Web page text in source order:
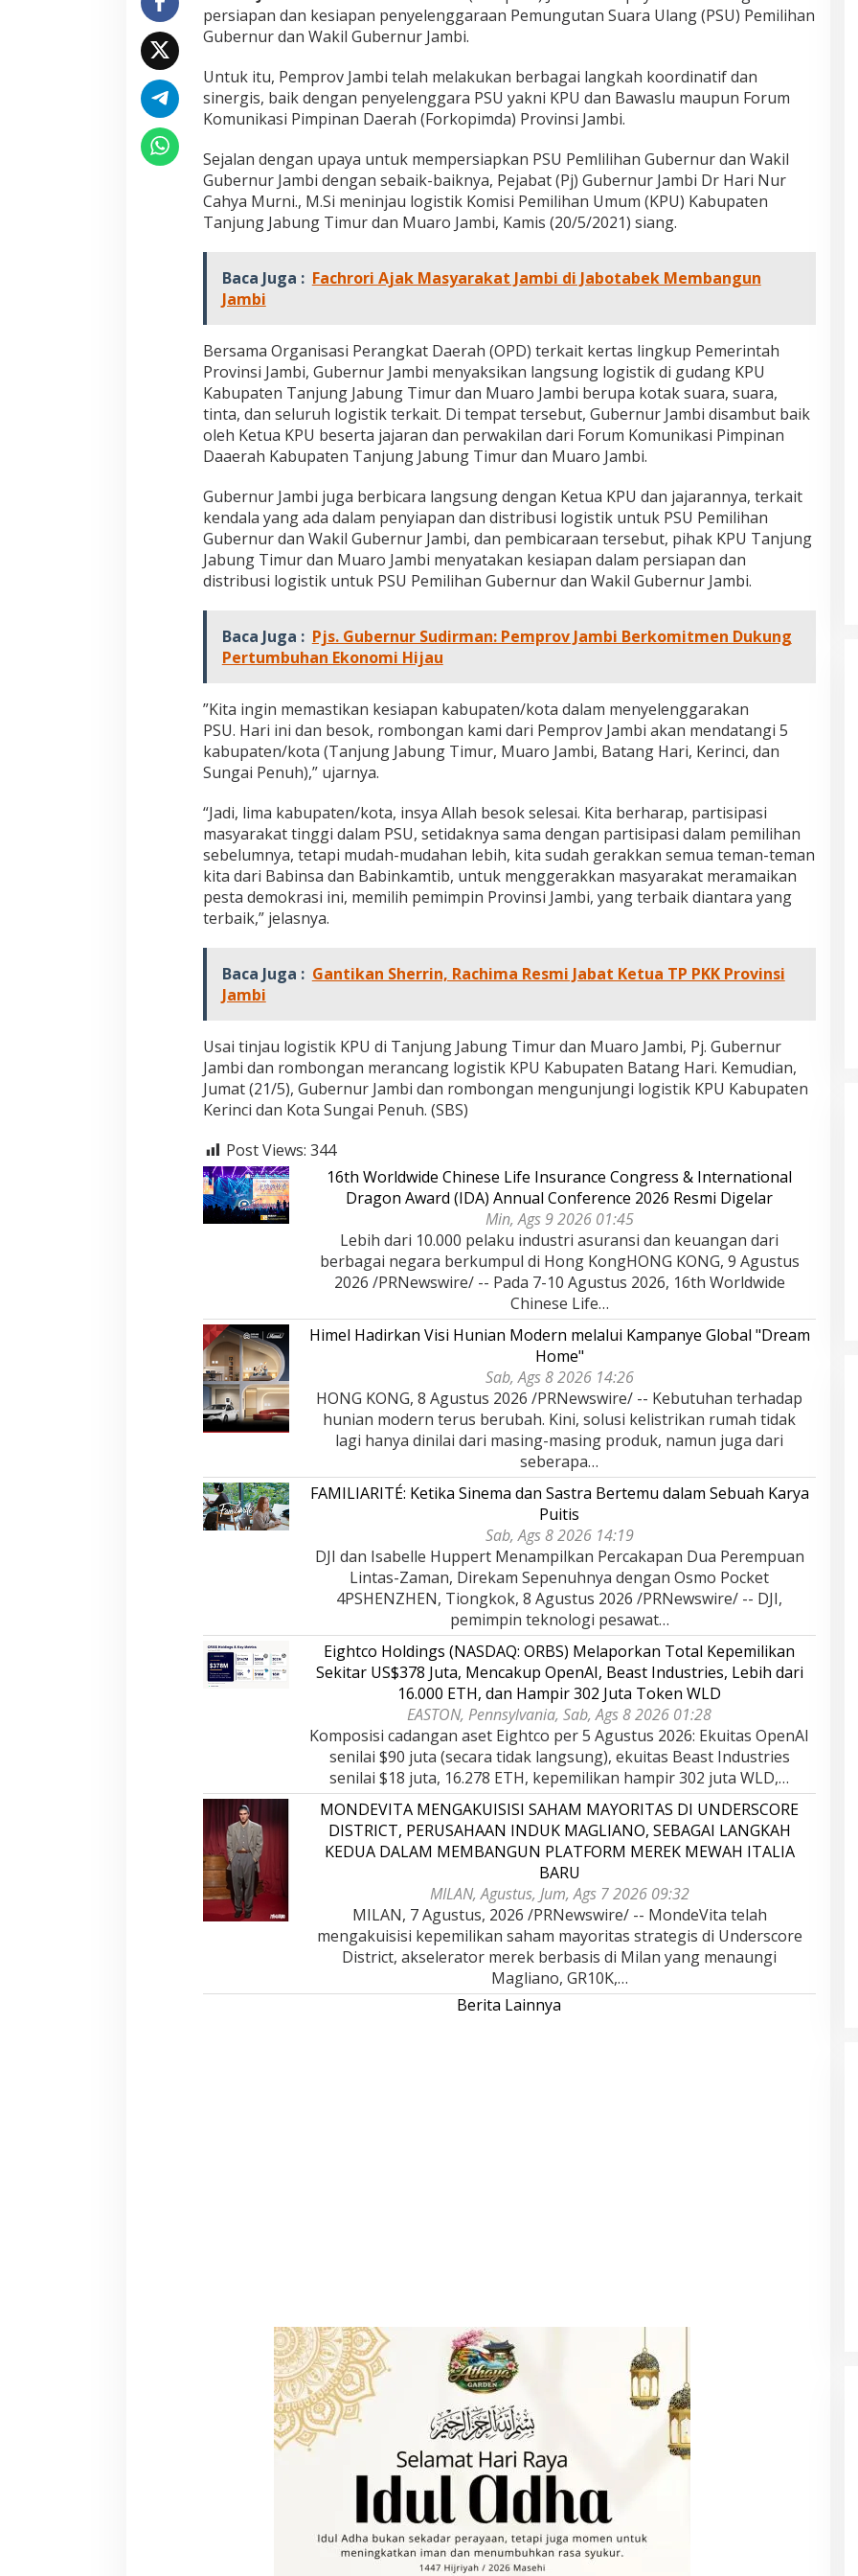
r
i
N
r
C
a
h
a
M
u
n
i
u
L
o
g
i
s
t
k
K
P
U
U
n
t
P
S
persiapan dan kesiapan penyelenggaraan Pemungutan Suara Ulang (PSU) Pemilihan
Gubernur dan Wakil Gubernur Jambi.
Untuk itu, Pemprov Jambi telah melakukan berbagai langkah koordinatif dan
sinergis, baik dengan penyelenggara PSU yakni KPU dan Bawaslu maupun Forum
Komunikasi Pimpinan Daerah (Forkopimda) Provinsi Jambi.
Sejalan dengan upaya untuk mempersiapkan PSU Pemlilihan Gubernur dan Wakil
Gubernur Jambi dengan sebaik-baiknya, Pejabat (Pj) Gubernur Jambi Dr Hari Nur
Cahya Murni., M.Si meninjau logistik Komisi Pemilihan Umum (KPU) Kabupaten
Tanjung Jabung Timur dan Muaro Jambi, Kamis (20/5/2021) siang.
Baca Juga : Fachrori Ajak Masyarakat Jambi di Jabotabek Membangun
Jambi
Bersama Organisasi Perangkat Daerah (OPD) terkait kertas lingkup Pemerintah
Provinsi Jambi, Gubernur Jambi menyaksikan langsung logistik di gudang KPU
Kabupaten Tanjung Jabung Timur dan Muaro Jambi berupa kotak suara, suara,
tinta, dan seluruh logistik terkait. Di tempat tersebut, Gubernur Jambi disambut baik
oleh Ketua KPU beserta jajaran dan perwakilan dari Forum Komunikasi Pimpinan
Daaerah Kabupaten Tanjung Jabung Timur dan Muaro Jambi.
Gubernur Jambi juga berbicara langsung dengan Ketua KPU dan jajarannya, terkait
kendala yang ada dalam penyiapan dan distribusi logistik untuk PSU Pemilihan
Gubernur dan Wakil Gubernur Jambi, dan pembicaraan tersebut, pihak KPU Tanjung
Jabung Timur dan Muaro Jambi menyatakan kesiapan dalam persiapan dan
distribusi logistik untuk PSU Pemilihan Gubernur dan Wakil Gubernur Jambi.
Baca Juga : Pjs. Gubernur Sudirman: Pemprov Jambi Berkomitmen Dukung
Pertumbuhan Ekonomi Hijau
”Kita ingin memastikan kesiapan kabupaten/kota dalam menyelenggarakan
PSU. Hari ini dan besok, rombongan kami dari Pemprov Jambi akan mendatangi 5
kabupaten/kota (Tanjung Jabung Timur, Muaro Jambi, Batang Hari, Kerinci, dan
Sungai Penuh),” ujarnya.
“Jadi, lima kabupaten/kota, insya Allah besok selesai. Kita berharap, partisipasi
masyarakat tinggi dalam PSU, setidaknya sama dengan partisipasi dalam pemilihan
sebelumnya, tetapi mudah-mudahan lebih, kita sudah gerakkan semua teman-teman
kita dari Babinsa dan Babinkamtib, untuk menggerakkan masyarakat meramaikan
pesta demokrasi ini, memilih pemimpin Provinsi Jambi, yang terbaik diantara yang
terbaik,” jelasnya.
Baca Juga : Gantikan Sherrin, Rachima Resmi Jabat Ketua TP PKK Provinsi
Jambi
Usai tinjau logistik KPU di Tanjung Jabung Timur dan Muaro Jambi, Pj. Gubernur
Jambi dan rombongan merancang logistik KPU Kabupaten Batang Hari. Kemudian,
Jumat (21/5), Gubernur Jambi dan rombongan mengunjungi logistik KPU Kabupaten
Kerinci dan Kota Sungai Penuh. (SBS)
Post Views: 344
16th Worldwide Chinese Life Insurance Congress & International
Dragon Award (IDA) Annual Conference 2026 Resmi Digelar
Min, Ags 9 2026 01:45
Lebih dari 10.000 pelaku industri asuransi dan keuangan dari
berbagai negara berkumpul di Hong KongHONG KONG, 9 Agustus
2026 /PRNewswire/ -- Pada 7-10 Agustus 2026, 16th Worldwide
Chinese Life…
Himel Hadirkan Visi Hunian Modern melalui Kampanye Global "Dream
Home"
Sab, Ags 8 2026 14:26
HONG KONG, 8 Agustus 2026 /PRNewswire/ -- Kebutuhan terhadap
hunian modern terus berubah. Kini, solusi kelistrikan rumah tidak
lagi hanya dinilai dari masing-masing produk, namun juga dari
seberapa…
FAMILIARITÉ: Ketika Sinema dan Sastra Bertemu dalam Sebuah Karya
Puitis
Sab, Ags 8 2026 14:19
DJI dan Isabelle Huppert Menampilkan Percakapan Dua Perempuan
Lintas-Zaman, Direkam Sepenuhnya dengan Osmo Pocket
4PSHENZHEN, Tiongkok, 8 Agustus 2026 /PRNewswire/ -- DJI,
pemimpin teknologi pesawat…
Eightco Holdings (NASDAQ: ORBS) Melaporkan Total Kepemilikan
Sekitar US$378 Juta, Mencakup OpenAI, Beast Industries, Lebih dari
16.000 ETH, dan Hampir 302 Juta Token WLD
EASTON, Pennsylvania, Sab, Ags 8 2026 01:28
Komposisi cadangan aset Eightco per 5 Agustus 2026: Ekuitas OpenAI
senilai $90 juta (secara tidak langsung), ekuitas Beast Industries
senilai $18 juta, 16.278 ETH, kepemilikan hampir 302 juta WLD,…
MONDEVITA MENGAKUISISI SAHAM MAYORITAS DI UNDERSCORE
DISTRICT, PERUSAHAAN INDUK MAGLIANO, SEBAGAI LANGKAH
KEDUA DALAM MEMBANGUN PLATFORM MEREK MEWAH ITALIA
BARU
MILAN, Agustus, Jum, Ags 7 2026 09:32
MILAN, 7 Agustus, 2026 /PRNewswire/ -- MondeVita telah
mengakuisisi kepemilikan saham mayoritas strategis di Underscore
District, akselerator merek berbasis di Milan yang menaungi
Magliano, GR10K,…
Berita Lainnya
Kinerja Terukur dan Dampak
Nyata: Mengapa Al Haris Disebut
sebagai Salah Satu Gubernur
Paling Efektif di Indonesia Tahun
Di ADVETORIAL, DAERAH, INFORMASI, JAMBI,
NASIONAL, OPINI DAN ARTIKEL, PEMERINTAHAN,
Pelaminan Pengantin dan Baju
Adat Melayu Jambi, Refleksi
Akademis Seminar Lembaga Adat
Melayu (LAM) Jambi
Di DAERAH, INFORMASI, JAMBI, NASIONAL, OPINI
DAN ARTIKEL, PEMERINTAHAN, PERISTIWA
Oktober, 2025